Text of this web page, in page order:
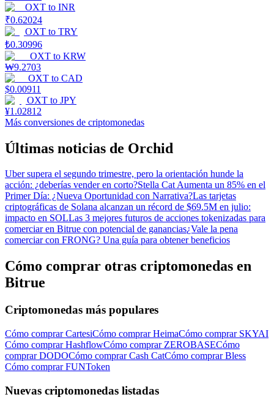
OXT to INR
₹0.62024
OXT to TRY
₺0.30996
OXT to KRW
₩9.2703
OXT to CAD
$0.00911
OXT to JPY
¥1.02812
Más conversiones de criptomonedas
Últimas noticias de Orchid
Uber supera el segundo trimestre, pero la orientación hunde la
acción: ¿deberías vender en corto?Stella Cat Aumenta un 85% en el
Primer Día: ¿Nueva Oportunidad con Narrativa?Las tarjetas
criptográficas de Solana alcanzan un récord de $69.5M en julio:
impacto en SOLLas 3 mejores futuros de acciones tokenizadas para
comerciar en Bitrue con potencial de ganancias¿Vale la pena
comerciar con FRONG? Una guía para obtener beneficios
Cómo comprar otras criptomonedas en
Bitrue
Criptomonedas más populares
Cómo comprar CartesiCómo comprar HeimaCómo comprar SKYAI
Cómo comprar HashflowCómo comprar ZEROBASECómo
comprar DODOCómo comprar Cash CatCómo comprar Bless
Cómo comprar FUNToken
Nuevas criptomonedas listadas